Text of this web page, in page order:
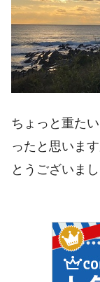
ちょっと重た
ったと思いま
とうございまし